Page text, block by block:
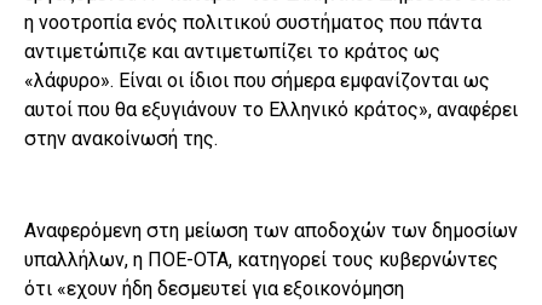
η νοοτροπία ενός πολιτικού συστήματος που πάντα
αντιμετώπιζε και αντιμετωπίζει το κράτος ως
«λάφυρο». Είναι οι ίδιοι που σήμερα εμφανίζονται ως
αυτοί που θα εξυγιάνουν το Ελληνικό κράτος», αναφέρει
στην ανακοίνωσή της.
Αναφερόμενη στη μείωση των αποδοχών των δημοσίων
υπαλλήλων, η ΠΟΕ-ΟΤΑ, κατηγορεί τους κυβερνώντες
ότι «εχουν ήδη δεσμευτεί για εξοικονόμηση